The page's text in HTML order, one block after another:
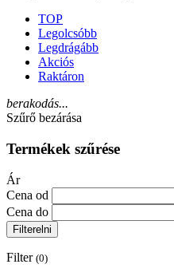
TOP
Legolcsóbb
Legdrágább
Akciós
Raktáron
berakodás...
Szűrő bezárása
Termékek szűrése
Ár
Cena od
Cena do
Filterelni
Filter (0)